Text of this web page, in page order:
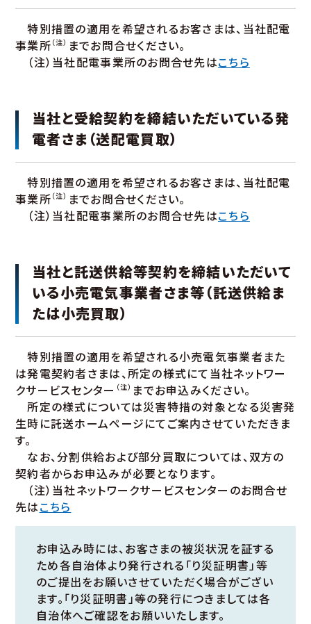
特別措置の適用を希望されるお客さまは、当社配電
事業所 （注） までお問合せください。
（注）当社配電事業所のお問合せ先はこちら
当社と受給契約を締結いただいている発
電者さま（送配電買取）
特別措置の適用を希望されるお客さまは、当社配電
事業所 （注） までお問合せください。
（注）当社配電事業所のお問合せ先はこちら
当社と託送供給等契約を締結いただいて
いる小売電気事業者さま等（託送供給ま
たは小売買取）
特別措置の適用を希望される小売電気事業者また
は発電契約者さまは、所定の様式にて当社ネットワー
クサービスセンター （注） までお申込みください。
所定の様式については災害特措の対象となる災害発
生時に託送ホームページにてご案内させていただきま
す。
なお、分割供給および部分買取については、双方の
契約者からお申込みが必要となります。
（注）当社ネットワークサービスセンターのお問合せ
先はこちら
お申込み時には、お客さまの被災状況を証する
ため各自治体より発行される「り災証明書」等
のご提出をお願いさせていただく場合がござい
ます。「り災証明書」等の発行につきましては各
自治体へご確認をお願いいたします。